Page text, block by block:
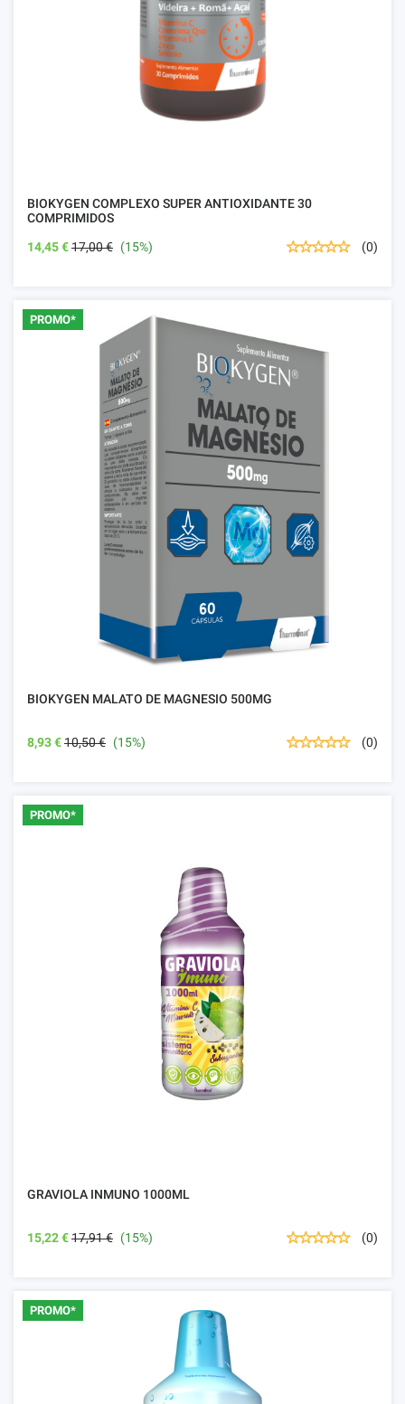
BIOKYGEN COMPLEXO SUPER ANTIOXIDANTE 30
COMPRIMIDOS
14,45 €17,00 € (15%) (0)
PROMO*
BIOKYGEN MALATO DE MAGNESIO 500MG
8,93 €10,50 € (15%) (0)
PROMO*
GRAVIOLA INMUNO 1000ML
15,22 €17,91 € (15%) (0)
PROMO*